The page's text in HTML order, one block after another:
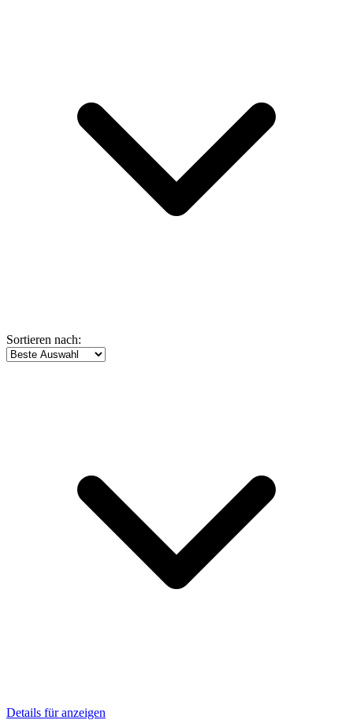
Sortieren nach:
Details für anzeigen